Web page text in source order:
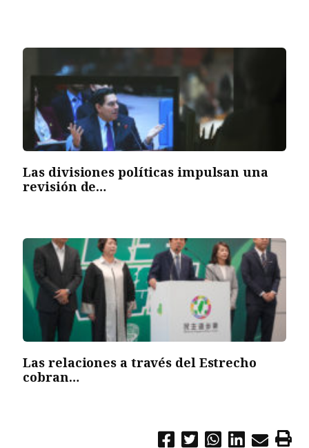
Las divisiones políticas impulsan una
revisión de…
Las relaciones a través del Estrecho
cobran…